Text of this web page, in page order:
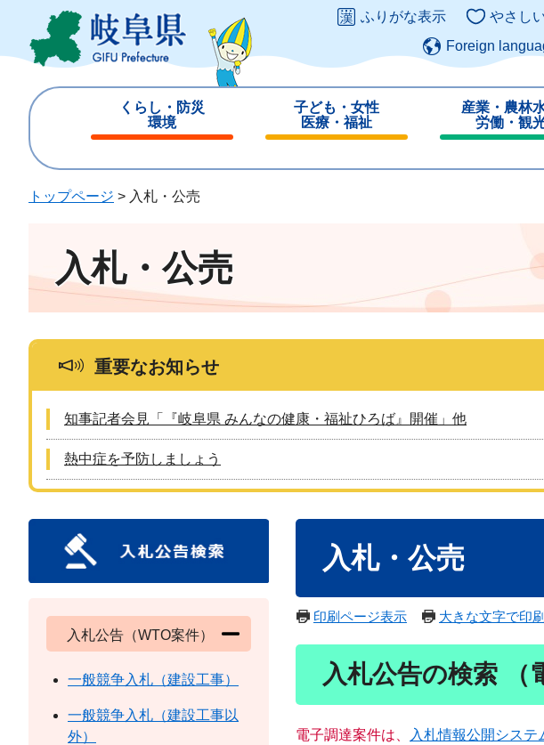
ジ
ュ
ふりがな表示 やさし
Foreign
くらし・防災
環境
じ
子ども・女性
医療・福祉
じ
産業・農林
労働・観
じ
トップページ > 入札・公売
入札・公売
重要なお知らせ
知事記者会見「『岐阜県 みんなの健康・福祉ひろば』開催」他
熱中症を予防しましょう
入札・公売
印刷ページ表示 大きな文字で印
入札公告の検索 （
電子調達案件は、 入札情報公開システ
入札公告（WTO案件）
一般競争入札（建設工事）
一般競争入札（建設工事以
外）